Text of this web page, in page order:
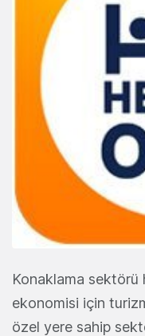
Konaklama sektörü
ekonomisi için
özel yere sahip